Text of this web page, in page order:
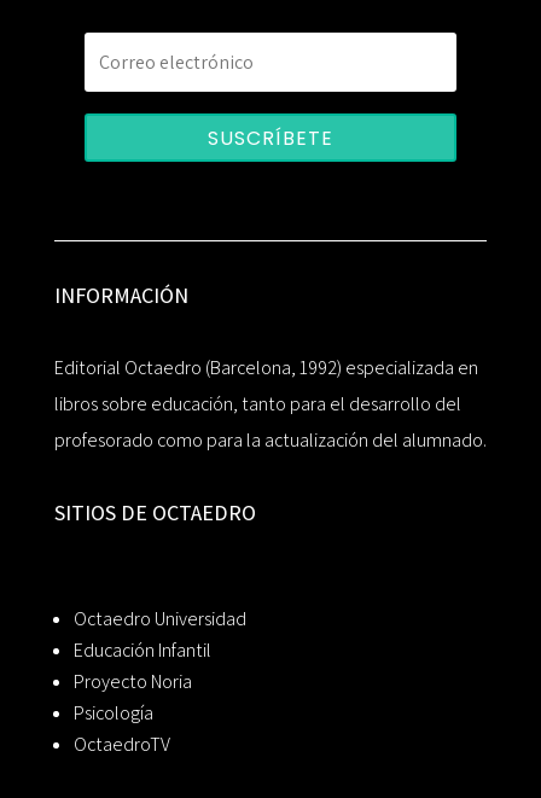
SUSCRÍBETE
INFORMACIÓN
Editorial Octaedro (Barcelona, 1992) especializada en
libros sobre educación, tanto para el desarrollo del
profesorado como para la actualización del alumnado.
SITIOS DE OCTAEDRO
Octaedro Universidad
Educación Infantil
Proyecto Noria
Psicología
OctaedroTV